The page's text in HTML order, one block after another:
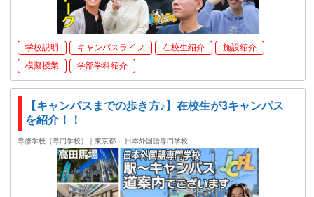
学校説明 キャンパスライフ 在校生紹介
施設紹介
模擬授業
学部学科紹介
【キャンパスまでの歩き方♪】在校生が3キャンパス
を紹介！！
専修学校（専門学校）｜東京都 日本外国語専門学校